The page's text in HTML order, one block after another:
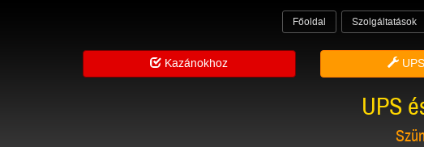
Főoldal Szolgáltatások
Kazánokhoz
UPS